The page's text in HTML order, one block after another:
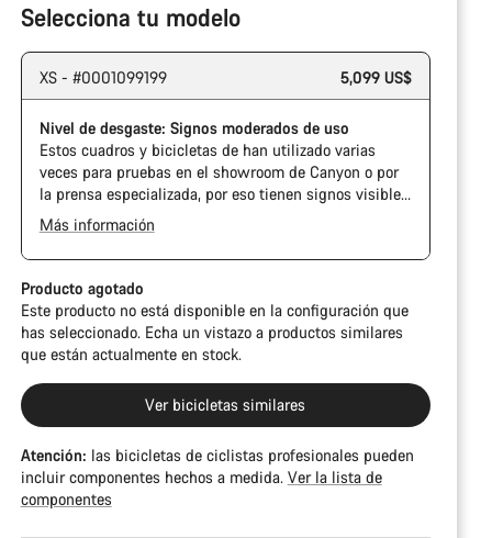
Selecciona tu modelo
XS - #0001099199 5,099 US$
Nivel de desgaste: Signos moderados de uso
Estos cuadros y bicicletas de han utilizado varias
veces para pruebas en el showroom de Canyon o por
la prensa especializada, por eso tienen signos visibles
de uso en la cadena y el casete. Además, es posible
que el cuadro o los componentes tengan alguna
marca, daños en la pintura o desviaciones de color. En
cualquier caso, todas sus piezas funcionan
perfectamente.
The Pro Bike has the visual design of the Ultimate
CFR but is built on the Ultimate CF SLX platform.
Más información
Producto agotado
Este producto no está disponible en la configuración que
has seleccionado. Echa un vistazo a productos similares
que están actualmente en stock.
Ver bicicletas similares
Atención: las bicicletas de ciclistas profesionales pueden
incluir componentes hechos a medida. Ver la lista de
componentes